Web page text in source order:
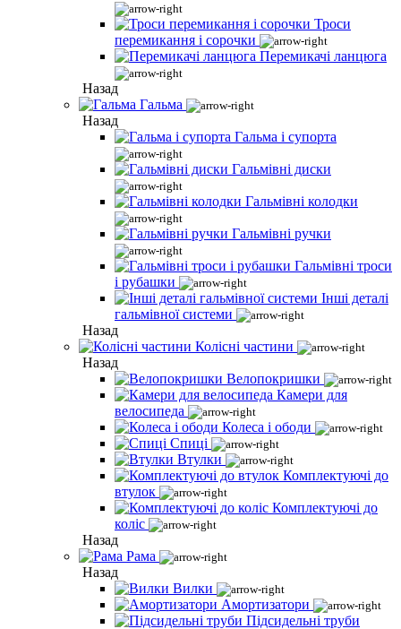
Троси
перемикання і сорочки
Перемикачі ланцюга
Назад
Гальма
Назад
Гальма і супорта
Гальмівні диски
Гальмівні колодки
Гальмівні ручки
Гальмівні троси
і рубашки
Інші деталі
гальмівної системи
Назад
Колісні частини
Назад
Велопокришки
Камери для
велосипеда
Колеса і ободи
Спиці
Втулки
Комплектуючі до
втулок
Комплектуючі до
коліс
Назад
Рама
Назад
Вилки
Амортизатори
Підсидельні труби